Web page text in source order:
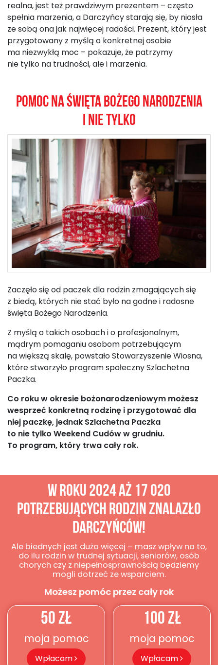
realna, jest też prawdziwym prezentem – często
spełnia marzenia, a Darczyńcy starają się, by niosła
ze sobą ona jak najwięcej radości. Prezent, który jest
przygotowany z myślą o konkretnej osobie
ma niezwykłą moc – pokazuje, że patrzymy
nie tylko na trudności, ale i marzenia.
POMOC NA ŚWIĘTA BOŻEGO NARODZENIA
I NIE TYLKO
Zaczęło się od paczek dla rodzin zmagających się
z biedą, których nie stać było na godne i radosne
święta Bożego Narodzenia.
Z myślą o takich osobach i o profesjonalnym,
mądrym pomaganiu osobom potrzebującym
na większą skalę, powstało Stowarzyszenie Wiosna,
które stworzyło program społeczny Szlachetna
Paczka.
Co roku w okresie bożonarodzeniowym możesz
wesprzeć konkretną rodzinę i przygotować dla
niej paczkę, jednak Szlachetna Paczka
to nie tylko Weekend Cudów w grudniu.
To program, który trwa cały rok.
W roku 2024 aż 17 020
potrzebujących Rodzin znalazło
Darczyńców!
Ale biednych jest dużo więcej – masz wpływ na to,
do ilu rodzin w trudnej sytuacji, seniorów, osób
chorych czy z niepełnosprawnością będziemy
mogli dotrzeć ze wsparciem.
Możesz pomóc przez cały rok
50 ZŁ
moja pomoc
Wpłacam
100 ZŁ
moja pomoc
Wpłacam